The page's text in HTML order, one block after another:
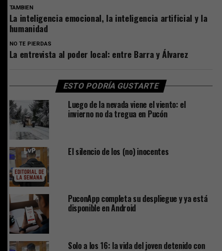
TAMBIEN
La inteligencia emocional, la inteligencia artificial y la
humanidad
NO TE PIERDAS
La entrevista al poder local: entre Barra y Álvarez
ESTO PODRÍA GUSTARTE
Luego de la nevada viene el viento: el
invierno no da tregua en Pucón
El silencio de los (no) inocentes
PuconApp completa su despliegue y ya está
disponible en Android
Solo a los 16: la vida del joven detenido con